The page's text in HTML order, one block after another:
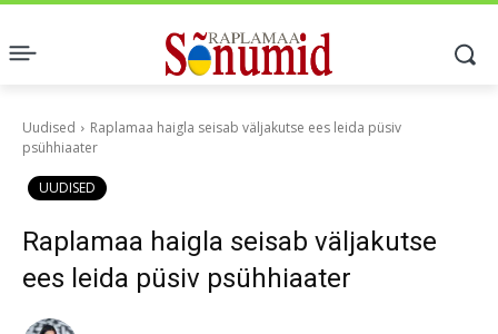
Uudised
Raplamaa haigla seisab väljakutse ees leida püsiv
psühhiaater
UUDISED
Raplamaa haigla seisab väljakutse
ees leida püsiv psühhiaater